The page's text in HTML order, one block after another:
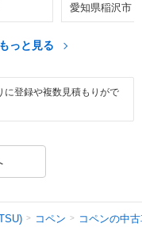
愛知県稲沢市
っと見る
に登録や複数見積もりがで
コペン コペンの中